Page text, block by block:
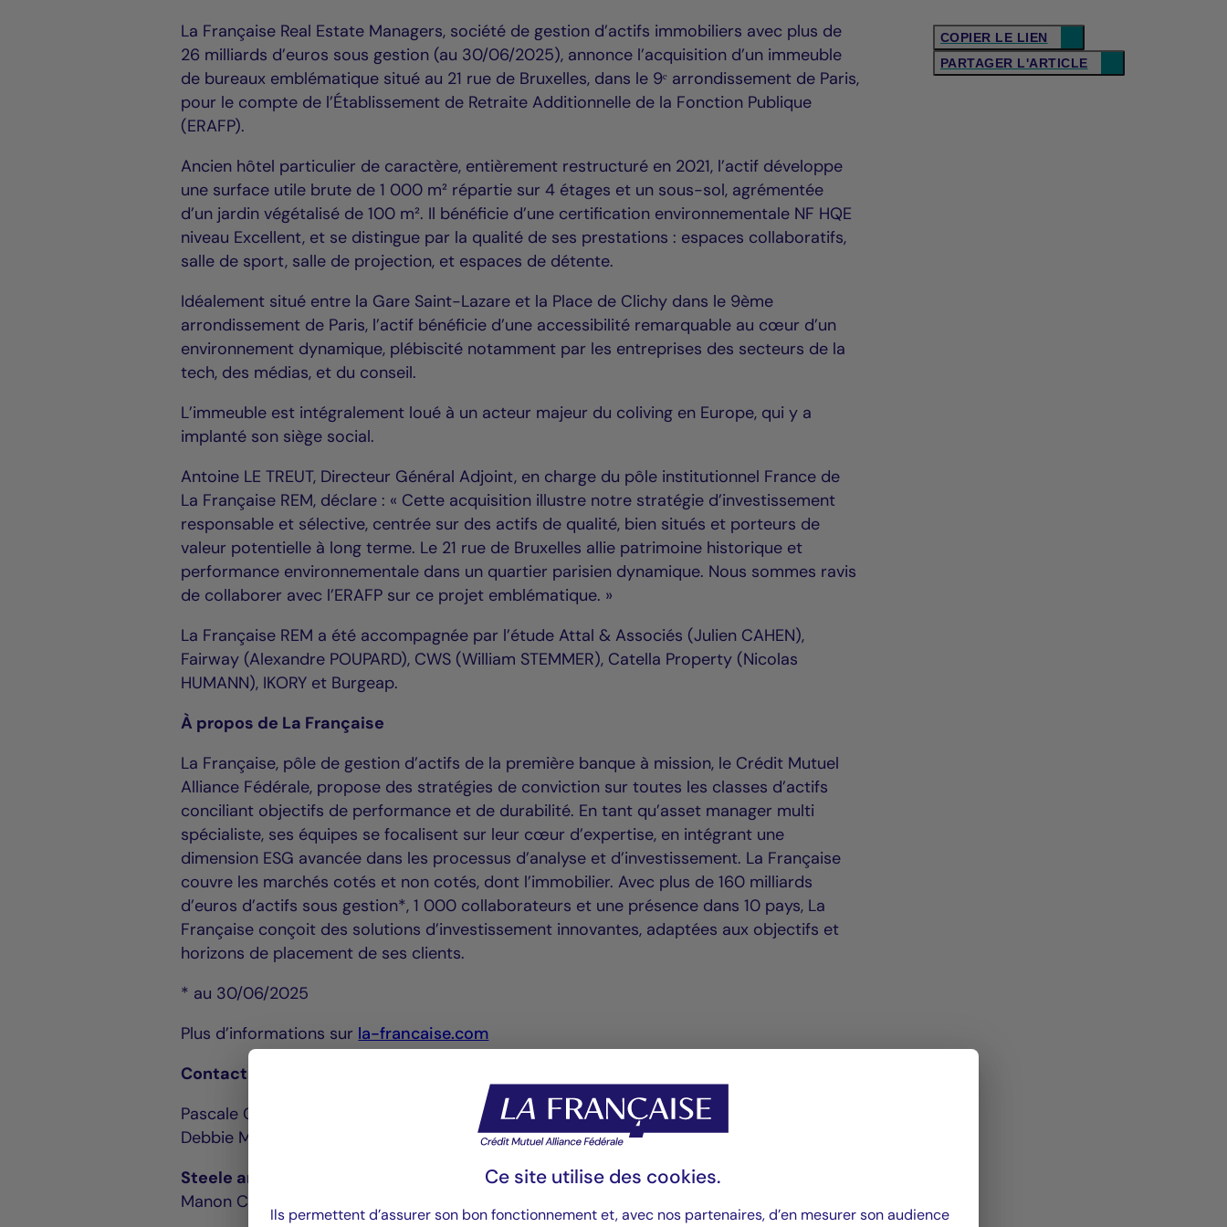
COPIER LE LIEN
PARTAGER L'ARTICLE
La Française Real Estate Managers, société de gestion d’actifs immobiliers avec plus de
26 milliards d’euros sous gestion (au 30/06/2025), annonce l’acquisition d’un immeuble
de bureaux emblématique situé au 21 rue de Bruxelles, dans le 9ᵉ arrondissement de Paris,
pour le compte de l’Établissement de Retraite Additionnelle de la Fonction Publique
(ERAFP).
Ancien hôtel particulier de caractère, entièrement restructuré en 2021, l’actif développe
une surface utile brute de 1 000 m² répartie sur 4 étages et un sous-sol, agrémentée
d’un jardin végétalisé de 100 m². Il bénéficie d’une certification environnementale NF HQE
niveau Excellent, et se distingue par la qualité de ses prestations : espaces collaboratifs,
salle de sport, salle de projection, et espaces de détente.
Idéalement situé entre la Gare Saint-Lazare et la Place de Clichy dans le 9ème
arrondissement de Paris, l’actif bénéficie d’une accessibilité remarquable au cœur d’un
environnement dynamique, plébiscité notamment par les entreprises des secteurs de la
tech, des médias, et du conseil.
L’immeuble est intégralement loué à un acteur majeur du coliving en Europe, qui y a
implanté son siège social.
Antoine LE TREUT, Directeur Général Adjoint, en charge du pôle institutionnel France de
La Française REM, déclare : « Cette acquisition illustre notre stratégie d’investissement
responsable et sélective, centrée sur des actifs de qualité, bien situés et porteurs de
valeur potentielle à long terme. Le 21 rue de Bruxelles allie patrimoine historique et
performance environnementale dans un quartier parisien dynamique. Nous sommes ravis
de collaborer avec l’ERAFP sur ce projet emblématique. »
La Française REM a été accompagnée par l’étude Attal & Associés (Julien CAHEN),
Fairway (Alexandre POUPARD), CWS (William STEMMER), Catella Property (Nicolas
HUMANN), IKORY et Burgeap.
À propos de La Française
La Française, pôle de gestion d’actifs de la première banque à mission, le Crédit Mutuel
Alliance Fédérale, propose des stratégies de conviction sur toutes les classes d’actifs
conciliant objectifs de performance et de durabilité. En tant qu’asset manager multi
spécialiste, ses équipes se focalisent sur leur cœur d’expertise, en intégrant une
dimension ESG avancée dans les processus d’analyse et d’investissement. La Française
couvre les marchés cotés et non cotés, dont l’immobilier. Avec plus de 160 milliards
d’euros d’actifs sous gestion*, 1 000 collaborateurs et une présence dans 10 pays, La
Française conçoit des solutions d’investissement innovantes, adaptées aux objectifs et
horizons de placement de ses clients.
* au 30/06/2025
Plus d’informations sur la-francaise.com
Contacts La Française :
Pascale Cheynet +33 1 43 12 64 25 | pascale.cheynet@la-francaise.com
Debbie Marty +33 1 44 56 42 24 | deborah.marty@la-francaise.com
Steele and Holt pour La Française :
Manon Camescasse +33 6 42 01 56 47 | manon@steeleandholt.com
Ce site utilise des cookies.
Ils permettent d’assurer son bon fonctionnement et, avec nos partenaires, d’en mesurer son audience